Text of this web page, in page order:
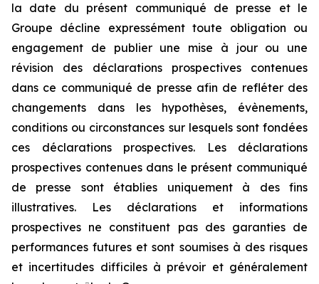
la date du présent communiqué de presse et le
Groupe décline expressément toute obligation ou
engagement de publier une mise à jour ou une
révision des déclarations prospectives contenues
dans ce communiqué de presse afin de refléter des
changements dans les hypothèses, évènements,
conditions ou circonstances sur lesquels sont fondées
ces déclarations prospectives. Les déclarations
prospectives contenues dans le présent communiqué
de presse sont établies uniquement à des fins
illustratives. Les déclarations et informations
prospectives ne constituent pas des garanties de
performances futures et sont soumises à des risques
et incertitudes difficiles à prévoir et généralement